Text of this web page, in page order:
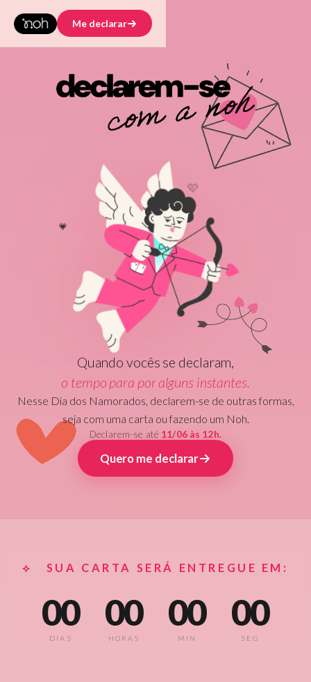
Me declarar
♥
Quando vocês se declaram,
o tempo para por alguns instantes.
Nesse Dia dos Namorados, declarem-se de outras formas,
seja com uma carta ou fazendo um Noh.
Declarem-se até 11/06 às 12h.
Quero me declarar
⟡ SUA CARTA SERÁ ENTREGUE EM:
00
DIAS
00
HORAS
00
MIN
00
SEG